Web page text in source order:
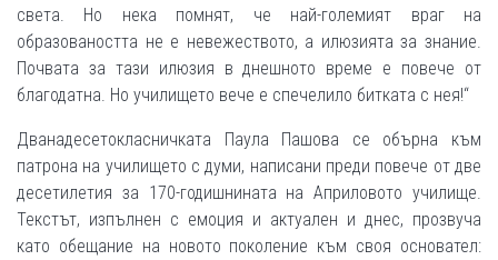
света. Но нека помнят, че най-големият враг на
образоваността не е невежеството, а илюзията за знание.
Почвата за тази илюзия в днешното време е повече от
благодатна. Но училището вече е спечелило битката с нея!“
Дванадесетокласничката Паула Пашова се обърна към
патрона на училището с думи, написани преди повече от две
десетилетия за 170-годишнината на Априловото училище.
Текстът, изпълнен с емоция и актуален и днес, прозвуча
като обещание на новото поколение към своя основател: